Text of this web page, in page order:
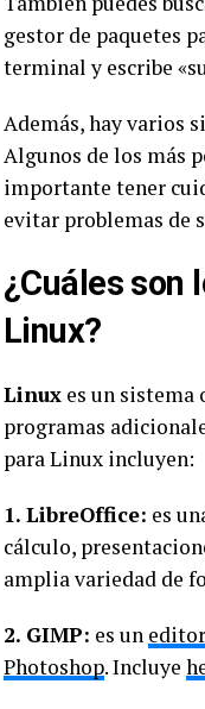
gestor de paquetes
terminal y escribe
Además, hay varios
Algunos de los más
importante tener
evitar problemas de
¿Cuáles son
Linux?
Linux es un sistema
programas
para Linux incluyen:
1. LibreOffice: es
cálculo,
amplia variedad de
2. GIMP: es un
Photoshop. Incluye